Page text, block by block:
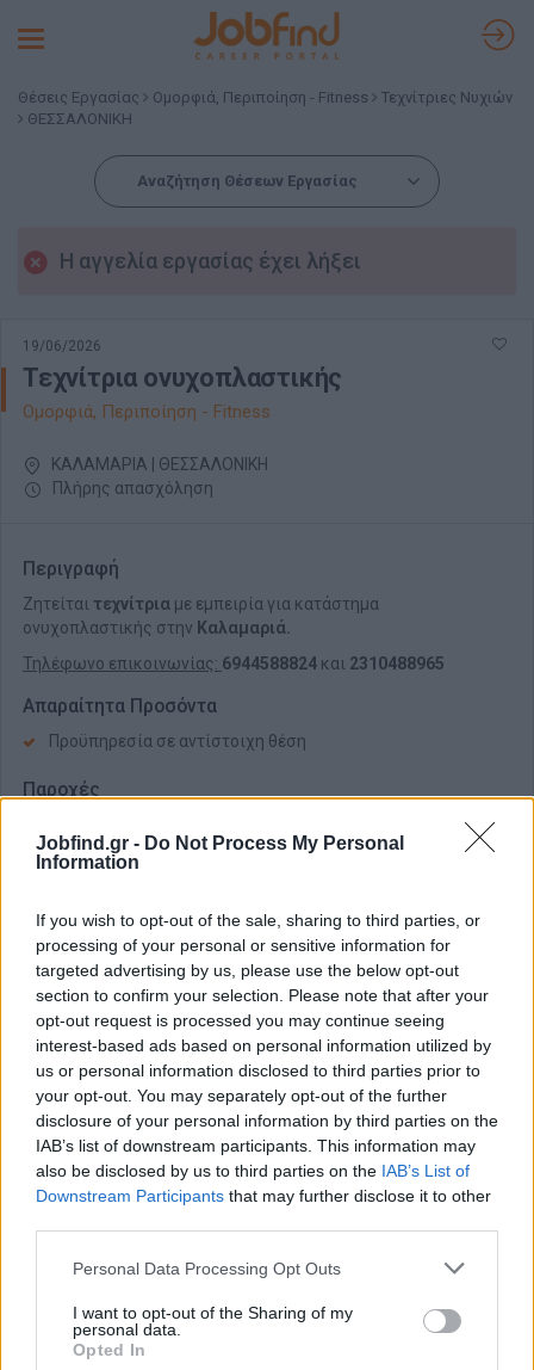
Jobfind.gr - Do Not Process My Personal
Information
If you wish to opt-out of the sale, sharing to third parties, or
processing of your personal or sensitive information for
targeted advertising by us, please use the below opt-out
section to confirm your selection. Please note that after your
opt-out request is processed you may continue seeing
interest-based ads based on personal information utilized by
us or personal information disclosed to third parties prior to
your opt-out. You may separately opt-out of the further
disclosure of your personal information by third parties on the
IAB’s list of downstream participants. This information may
also be disclosed by us to third parties on the IAB’s List of
Downstream Participants that may further disclose it to other
Personal Data Processing Opt Outs
I want to opt-out of the Sharing of my
personal data.
Opted In
Toggle
Θέσεις Εργασίας Ομορφιά, Περιποίηση - Fitness
Τεχνίτριες Νυχιών
ΘΕΣΣΑΛΟΝΙΚΗ
Αναζήτηση Θέσεων Εργασίας
Η αγγελία εργασίας έχει λήξει
19/06/2026
Τεχνίτρια ονυχοπλαστικής
Ομορφιά, Περιποίηση - Fitness
ΚΑΛΑΜΑΡΙΑ | ΘΕΣΣΑΛΟΝΙΚΗ
Πλήρης απασχόληση
Περιγραφή
Ζητείται τεχνίτρια με εμπειρία για κατάστημα
ονυχοπλαστικής στην Καλαμαριά.
Τηλέφωνο επικοινωνίας: 6944588824 και 2310488965
Απαραίτητα Προσόντα
Προϋπηρεσία σε αντίστοιχη θέση
Παροχές
Μισθός και ασφάλιση
Θέσεις εργασίας
Θέσεις Εργασίας ανά Ειδικότητα